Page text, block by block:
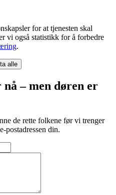
for at tjenesten skal
vi også statistikk for å forbedre
.
alle
– men døren er
de rette folkene før vi trenger
postadressen din.